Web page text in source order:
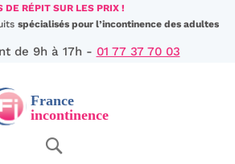
Aller
au
DE RÉPIT SUR LES PRIX !
spécialisés pour l’incontinence des adultes
de 9h à 17h - 01 77 37 70 03